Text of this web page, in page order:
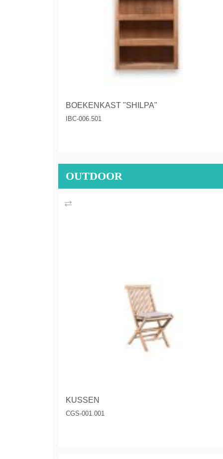
BOEKENKAST "SHILPA"
IBC-006.501
OUTDOOR
KUSSEN
CGS-001.001